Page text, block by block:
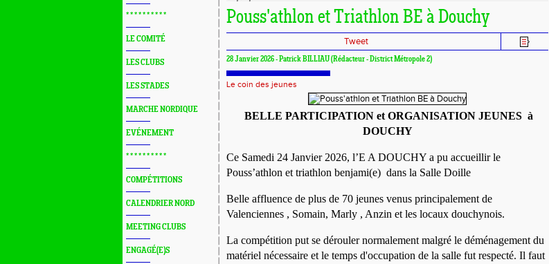
* * * * * * * * * *
LE COMITÉ
LES CLUBS
LES STADES
MARCHE NORDIQUE
EVÉNEMENT
* * * * * * * * * *
COMPÉTITIONS
CALENDRIER NORD
MEETING CLUBS
ENGAGÉ(E)S
Pouss'athlon et Triathlon BE à Douchy
Tweet
28 Janvier 2026 - Patrick BILLIAU (Rédacteur - District Métropole 2)
Le coin des jeunes
BELLE PARTICIPATION et ORGANISATION JEUNES à
DOUCHY
Ce Samedi 24 Janvier 2026, l’E A DOUCHY a pu accueillir le
Pouss’athlon et triathlon benjami(e) dans la Salle Doille
Belle affluence de plus de 70 jeunes venus principalement de
Valenciennes , Somain, Marly , Anzin et les locaux douchynois.
La compétition put se dérouler normalement malgré le déménagement du
matériel nécessaire et le temps d'occupation de la salle fut respecté. Il faut